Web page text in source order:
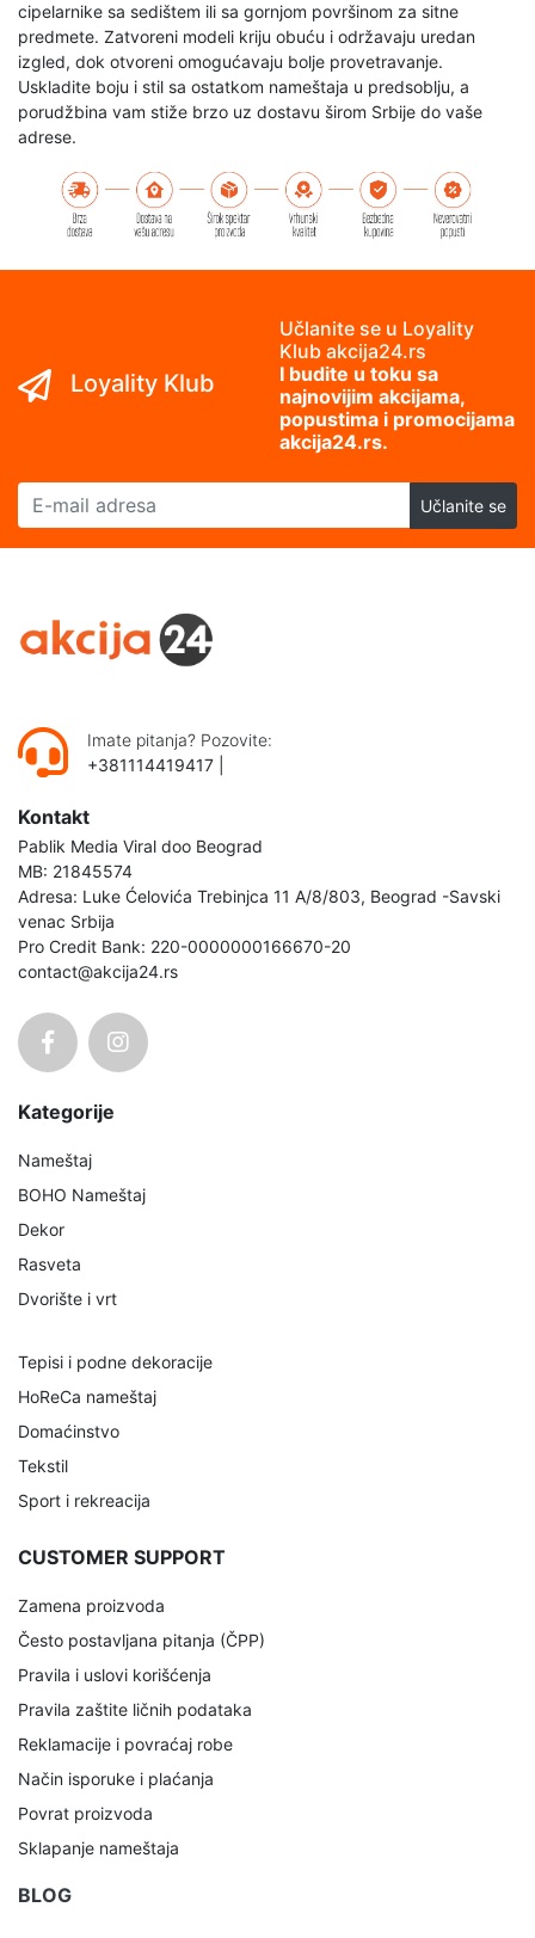
cipelarnike sa sedištem ili sa gornjom površinom za sitne
predmete. Zatvoreni modeli kriju obuću i održavaju uredan
izgled, dok otvoreni omogućavaju bolje provetravanje.
Uskladite boju i stil sa ostatkom nameštaja u predsoblju, a
porudžbina vam stiže brzo uz dostavu širom Srbije do vaše
adrese.
Loyality Klub
Učlanite se u Loyality
Klub akcija24.rs
I budite u toku sa
najnovijim akcijama,
popustima i promocijama
akcija24.rs.
E-mail adresa
Učlanite se
Imate pitanja? Pozovite:
+381114419417
Kontakt
Pablik Media Viral doo Beograd
MB: 21845574
Adresa: Luke Ćelovića Trebinjca 11 A/8/803, Beograd -Savski
venac Srbija
Pro Credit Bank: 220-0000000166670-20
contact@akcija24.rs
Kategorije
Nameštaj
BOHO Nameštaj
Dekor
Rasveta
Dvorište i vrt
Tepisi i podne dekoracije
HoReCa nameštaj
Domaćinstvo
Tekstil
Sport i rekreacija
CUSTOMER SUPPORT
Zamena proizvoda
Često postavljana pitanja (ČPP)
Pravila i uslovi korišćenja
Pravila zaštite ličnih podataka
Reklamacije i povraćaj robe
Način isporuke i plaćanja
Povrat proizvoda
Sklapanje nameštaja
BLOG